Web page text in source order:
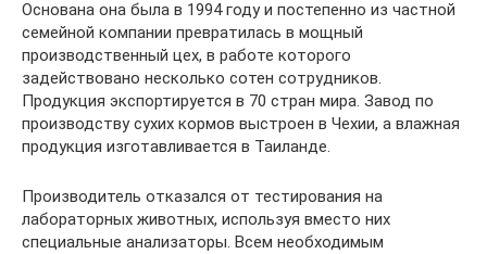
Основана она была в 1994 году и постепенно из частной
семейной компании превратилась в мощный
производственный цех, в работе которого
задействовано несколько сотен сотрудников.
Продукция экспортируется в 70 стран мира. Завод по
производству сухих кормов выстроен в Чехии, а влажная
продукция изготавливается в Таиланде.
Производитель отказался от тестирования на
лабораторных животных, используя вместо них
специальные анализаторы. Всем необходимым